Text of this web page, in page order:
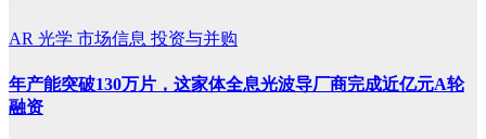
AR 光学 市场信息 投资与并购
年产能突破130万片，这家体全息光波导厂商完成近亿元A轮
融资